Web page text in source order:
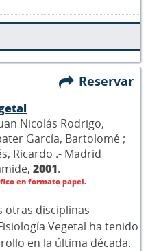
Reservar
Nicolás Rodrigo,
García, Bartolomé ;
Ricardo .- Madrid
2001.
en formato papel.
otras disciplinas
Vegetal ha tenido
en la última década.